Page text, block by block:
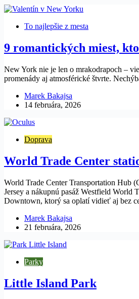
To najlepšie z mesta
9 romantických miest,
New York nie je len o mrakodrapoch –
promenády aj atmosférické štvrte.
Marek Bakajsa
14 februára, 2026
Doprava
World Trade Center
World Trade Center Transportation Hub
Jersey a nákupnú pasáž Westfield
Downtown, ktorý sa oplatí vidieť aj bez
Marek Bakajsa
21 februára, 2026
Parky
Little Island Park